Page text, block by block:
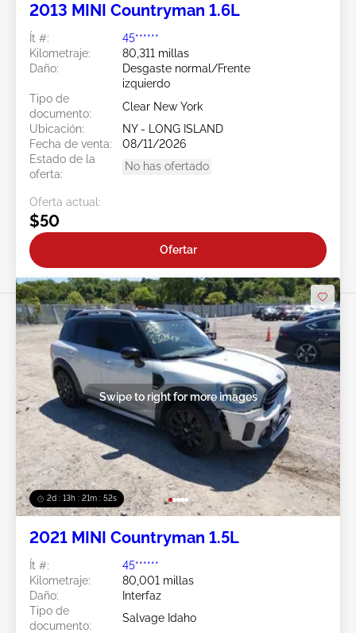
2013 MINI Countryman 1.6L
Ít #:
45******
Kilometraje:
80,311 millas
Daño:
Desgaste normal/Frente
izquierdo
Tipo de
documento:
Clear New York
Ubicación:
NY - LONG ISLAND
Fecha de venta:
08/11/2026
Estado de la
oferta:
No has ofertado
Oferta actual:
$50
Ofertar
2d : 13h : 21m : 49s
Swipe to right for more images
2021 MINI Countryman 1.5L
Ít #:
45******
Kilometraje:
80,001 millas
Daño:
Interfaz
Tipo de
documento:
Salvage Idaho